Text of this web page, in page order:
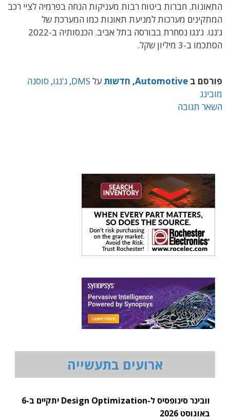
התאונות. חברות ביטוח רבות מעניקות הנחה בפרמיה לציי רכב
המתקינים מערכות למניעת תאונות כמו המערכת של
ג'נגו. ג'נגו נסחרת בבורסה בתל אביב. הכנסותיה ב-2022
הסתכמו ב-3 מיליון שקל.
פורסם ב Automotive
, חדשות על DMS
, ג'נגו, סוסנה
מובינג
השאר תגובה
ארועים בתעשייה
וובינר סינופסיס ל-Design Optimization יתקיים ב-6
באוגוסט 2026